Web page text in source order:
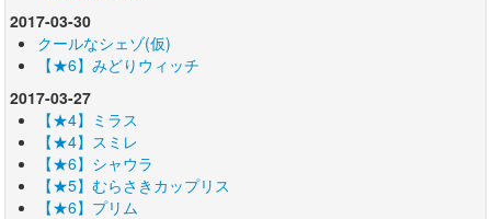
2017-03-30
クールなシェゾ(仮)
【★6】みどりウィッチ
2017-03-27
【★4】ミラス
【★4】スミレ
【★6】シャウラ
【★5】むらさきカップリス
【★6】プリム